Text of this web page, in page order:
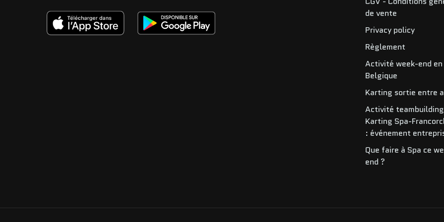
de vente
Privacy policy
Règlement
Activité week-end en
Belgique
Karting sortie entre
Activité teambuilding
Karting Spa-
: événement
Que faire à Spa ce
end ?